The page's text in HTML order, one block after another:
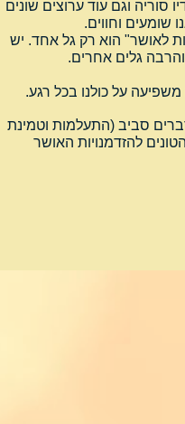
סוריה וגם עוד ערוצים שונים
שומעים וחווים.
לאושר" הוא רק גל אחד. יש
גלים אחרים.
על כולנו בכל רגע.
סביב (התעלמות וטמינת
להזדמנויות האושר